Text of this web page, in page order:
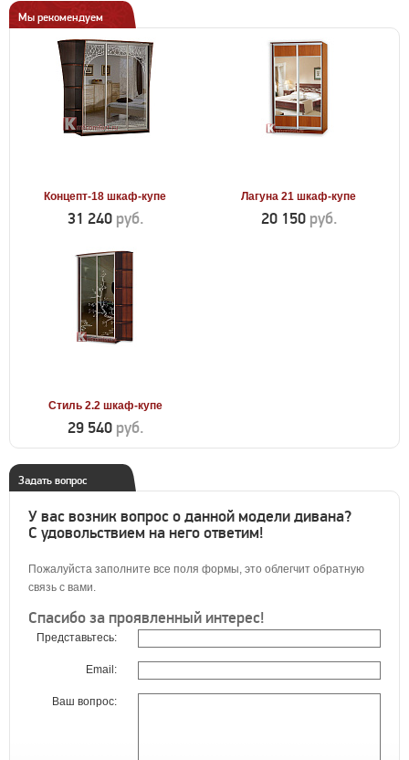
Мы рекомендуем
Концепт-18 шкаф-купе
31 240 руб.
Лагуна 21 шкаф-купе
20 150 руб.
Стиль 2.2 шкаф-купе
29 540 руб.
Задать вопрос
У вас возник вопрос о данной модели дивана?
С удовольствием на него ответим!
Пожалуйста заполните все поля формы, это облегчит обратную
связь с вами.
Спасибо за проявленный интерес!
Представьтесь:
Email:
Ваш вопрос: